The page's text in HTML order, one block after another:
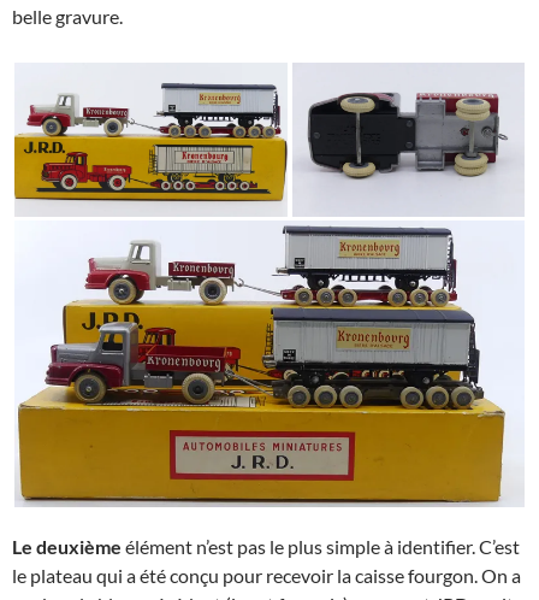
belle gravure.
Le deuxième élément n’est pas le plus simple à identifier. C’est
le plateau qui a été conçu pour recevoir la caisse fourgon. On a